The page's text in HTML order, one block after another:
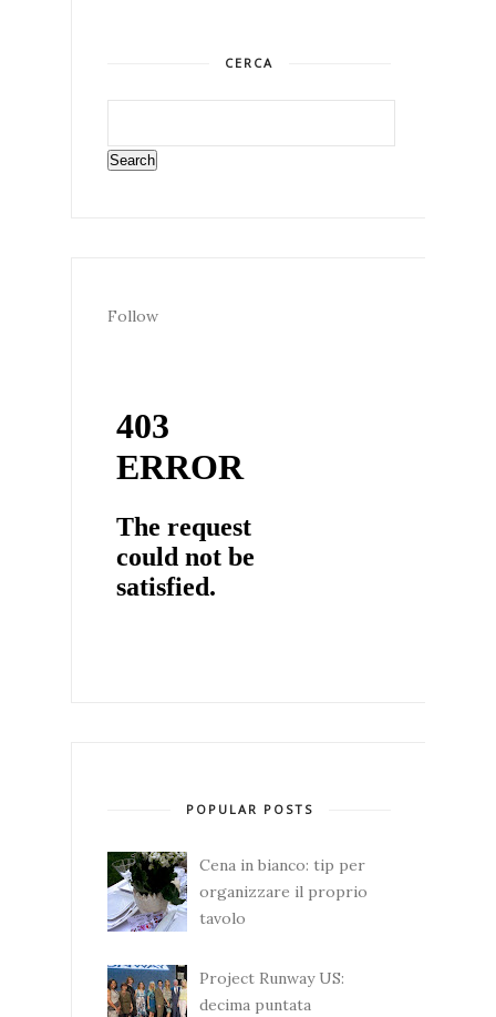
CERCA
Follow
POPULAR POSTS
Cena in bianco: tip per
organizzare il proprio
tavolo
Project Runway US:
decima puntata